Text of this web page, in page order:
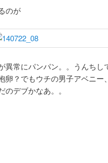
のが
異常にパンパン。。うんち
卵？でもウチの男子アベニ
デブかなあ。。